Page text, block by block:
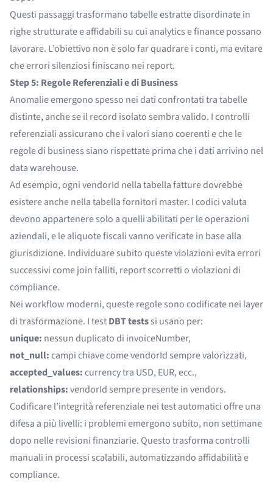
Questi passaggi trasformano tabelle estratte disordinate in
righe strutturate e affidabili su cui analytics e finance possano
lavorare. L’obiettivo non è solo far quadrare i conti, ma evitare
che errori silenziosi finiscano nei report.
Step 5: Regole Referenziali e di Business
Anomalie emergono spesso nei dati confrontati tra tabelle
distinte, anche se il record isolato sembra valido. I controlli
referenziali assicurano che i valori siano coerenti e che le
regole di business siano rispettate prima che i dati arrivino nel
data warehouse.
Ad esempio, ogni vendorId nella tabella fatture dovrebbe
esistere anche nella tabella fornitori master. I codici valuta
devono appartenere solo a quelli abilitati per le operazioni
aziendali, e le aliquote fiscali vanno verificate in base alla
giurisdizione. Individuare subito queste violazioni evita errori
successivi come join falliti, report scorretti o violazioni di
compliance.
Nei workflow moderni, queste regole sono codificate nei layer
di trasformazione. I testDBTtestssi usano per:
unique: nessun duplicato di invoiceNumber,
not_null:campi chiave come vendorId sempre valorizzati,
accepted_values:currency tra USD, EUR, ecc.,
relationships:vendorId sempre presente in vendors.
Codificare l’integrità referenziale nei test automatici offre una
difesa a più livelli: i problemi emergono subito, non settimane
dopo nelle revisioni finanziarie. Questo trasforma controlli
manuali in processi scalabili, automatizzando affidabilità e
compliance.